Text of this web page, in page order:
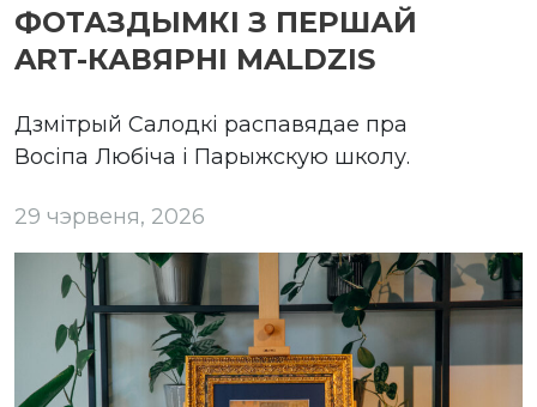
ФОТАЗДЫМКІ З ПЕРШАЙ
ART-КАВЯРНІ MALDZIS
Дзмітрый Салодкі распавядае пра
Восіпа Любіча і Парыжскую школу.
29 чэрвеня, 2026